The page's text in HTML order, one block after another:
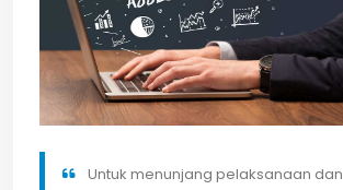
Untuk menunjang pelaksanaan dan